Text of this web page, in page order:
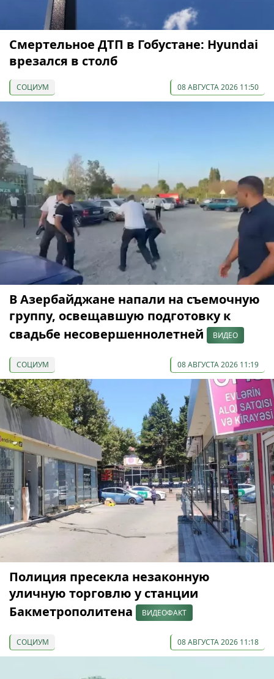
Смертельное ДТП в Гобустане: Hyundai
врезался в столб
СОЦИУМ 08 АВГУСТА 2026 11:50
В Азербайджане напали на съемочную
группу, освещавшую подготовку к
свадьбе несовершеннолетней
ВИДЕО
СОЦИУМ 08 АВГУСТА 2026 11:19
Полиция пресекла незаконную
уличную торговлю у станции
Бакметрополитена
ВИДЕОФАКТ
СОЦИУМ 08 АВГУСТА 2026 11:18